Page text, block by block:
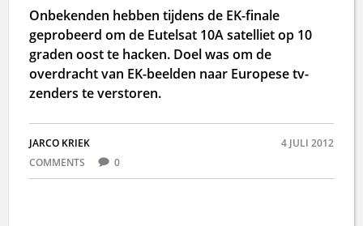
Onbekenden hebben tijdens de EK-finale
geprobeerd om de Eutelsat 10A satelliet op 10
graden oost te hacken. Doel was om de
overdracht van EK-beelden naar Europese tv-
zenders te verstoren.
JARCO KRIEK
4 JULI 2012
COMMENTS
0